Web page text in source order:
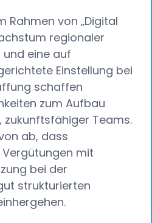
Rahmen von „Digital
regionaler
eine auf
Einstellung bei
schaffen
zum Aufbau
Teams.
ab, dass
mit
bei der
strukturierten